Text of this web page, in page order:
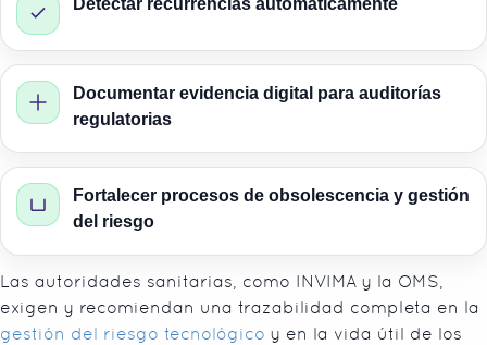
Documentar evidencia digital para auditorías
regulatorias
Fortalecer procesos de obsolescencia y gestión
del riesgo
Las autoridades sanitarias, como INVIMA y la OMS,
exigen y recomiendan una trazabilidad completa en la
gestión del riesgo tecnológico y en la vida útil de los